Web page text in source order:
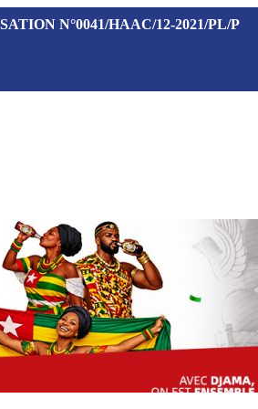
N°0041/HAAC/12-2021/PL/P